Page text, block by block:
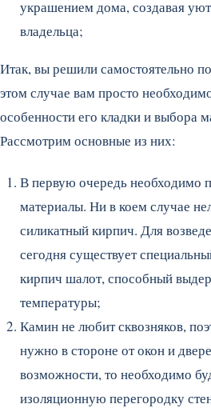
украшением дома, создавая
владельца;
Итак, вы решили самостоятельно
этом случае вам просто
особенности его кладки и выбора
Рассмотрим основные из них:
В первую очередь необходимо
материалы. Ни в коем случае
силикатный кирпич. Для
сегодня существует
кирпич шалот, способный
температуры;
Камин не любит сквозняков,
нужно в стороне от окон и
возможности, то необходимо
изоляционную перегородку